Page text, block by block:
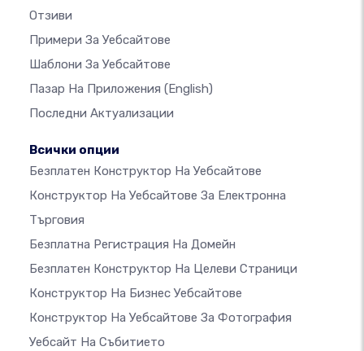
Отзиви
Примери За Уебсайтове
Шаблони За Уебсайтове
Пазар На Приложения (English)
Последни Актуализации
Всички опции
Безплатен Конструктор На Уебсайтове
Конструктор На Уебсайтове За Електронна
Търговия
Безплатна Регистрация На Домейн
Безплатен Конструктор На Целеви Страници
Конструктор На Бизнес Уебсайтове
Конструктор На Уебсайтове За Фотография
Уебсайт На Събитието